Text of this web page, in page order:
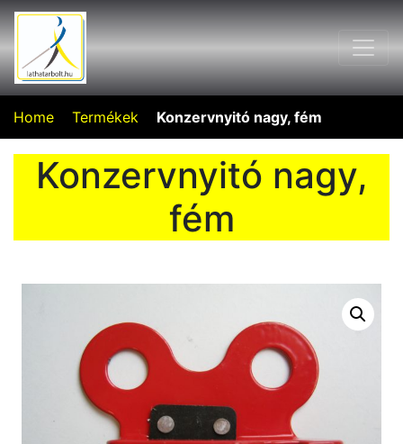
Home Termékek Konzervnyitó nagy, fém
Konzervnyitó nagy,
fém